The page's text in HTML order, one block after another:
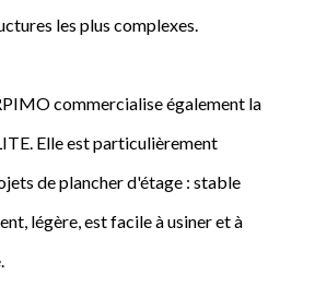
les plus complexes.
commercialise également la
Elle est particulièrement
de plancher d'étage : stable
légère, est facile à usiner et à